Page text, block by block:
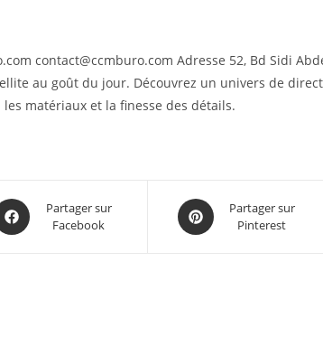
contact@ccmburo.com Adresse 52, Bd Sidi
au goût du jour. Découvrez un univers de
matériaux et la finesse des détails.
Partager sur
Facebook
Partager sur
Pinterest